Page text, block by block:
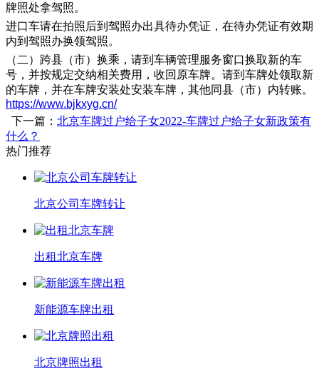
牌照处拿驾照。
进口车请在拍照后到驾照办出具待办凭证，在待办凭证有效期
内到驾照办换领驾照。
（二）跨县（市）换乘，请到车辆管理服务窗口换取新的车
号，并按规定交纳相关费用，收回原车牌。请到车牌处领取新
的车牌，并在车牌安装处安装车牌，其他同县（市）内转账。
https://www.bjkxyg.cn/
下一篇： 北京车牌过户给子女2022-车牌过户给子女新政策有
什么？
热门推荐
北京公司车牌转让
出租北京车牌
新能源车牌出租
北京牌照出租